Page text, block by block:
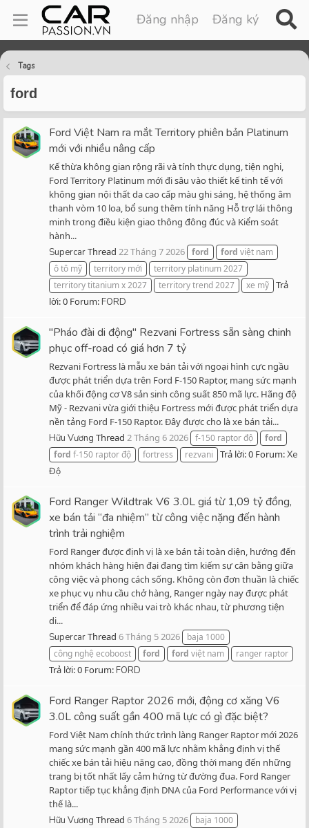
Đăng nhập Đăng ký
Tags
ford
Ford Việt Nam ra mắt Territory phiên bản Platinum
mới với nhiều nâng cấp
Kế thừa không gian rộng rãi và tính thực dụng, tiện nghi,
Ford Territory Platinum mới đi sâu vào thiết kế tinh tế với
không gian nội thất da cao cấp màu ghi sáng, hệ thống âm
thanh vòm 10 loa, bổ sung thêm tính năng Hỗ trợ lái thông
minh trong điều kiện giao thông đông đúc và Kiểm soát
hành...
SupercarThread 22 Tháng 7 2026 ford ford việt nam
ô tô mỹ
territory mới
territory platinum 2027
territory titanium x 2027
territory trend 2027 xe mỹ Trả
lời: 0 Forum:FORD
"Pháo đài di động" Rezvani Fortress sẵn sàng chinh
phục off-road có giá hơn 7 tỷ
Rezvani Fortress là mẫu xe bán tải với ngoại hình cực ngầu
được phát triển dựa trên Ford F-150 Raptor, mang sức mạnh
của khối động cơ V8 sản sinh công suất 850 mã lực. Hãng độ
Mỹ - Rezvani vừa giới thiệu Fortress mới được phát triển dựa
nền tảng Ford F-150 Raptor. Đây được cho là xe bán tải...
Hữu Vương Thread 2 Tháng 6 2026 f-150 raptor độ
ford
ford f-150 raptor độ fortress rezvani Trả lời: 0 Forum:Xe
Độ
Ford Ranger Wildtrak V6 3.0L giá từ 1,09 tỷ đồng,
xe bán tải “đa nhiệm” từ công việc nặng đến hành
trình trải nghiệm
Ford Ranger được định vị là xe bán tải toàn diện, hướng đến
nhóm khách hàng hiện đại đang tìm kiếm sự cân bằng giữa
công việc và phong cách sống. Không còn đơn thuần là chiếc
xe phục vụ nhu cầu chở hàng, Ranger ngày nay được phát
triển để đáp ứng nhiều vai trò khác nhau, từ phương tiện
di...
SupercarThread 6 Tháng 5 2026
baja 1000
công nghệ ecoboost
ford ford việt nam ranger raptor
Trả lời: 0 Forum:FORD
Ford Ranger Raptor 2026 mới, động cơ xăng V6
3.0L công suất gần 400 mã lực có gì đặc biệt?
Ford Việt Nam chính thức trình làng Ranger Raptor mới 2026
mang sức mạnh gần 400 mã lực nhằm khẳng định vị thế
chiếc xe bán tải hiệu năng cao, đồng thời mang đến những
trang bị tốt nhất lấy cảm hứng từ đường đua. Ford Ranger
Raptor tiếp tục khẳng định DNA của Ford Performance với vị
thế là...
Hữu Vương Thread 6 Tháng 5 2026
baja 1000